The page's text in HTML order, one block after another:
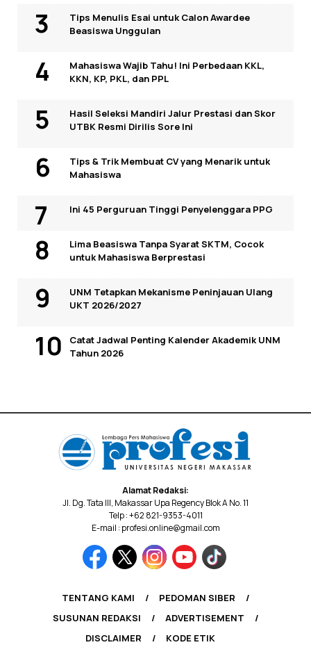
Tips Menulis Esai untuk Calon Awardee
Beasiswa Unggulan
Mahasiswa Wajib Tahu! Ini Perbedaan KKL,
KKN, KP, PKL, dan PPL
Hasil Seleksi Mandiri Jalur Prestasi dan Skor
UTBK Resmi Dirilis Sore Ini
Tips & Trik Membuat CV yang Menarik untuk
Mahasiswa
Ini 45 Perguruan Tinggi Penyelenggara PPG
Lima Beasiswa Tanpa Syarat SKTM, Cocok
untuk Mahasiswa Berprestasi
UNM Tetapkan Mekanisme Peninjauan Ulang
UKT 2026/2027
Catat Jadwal Penting Kalender Akademik UNM
Tahun 2026
Alamat Redaksi:
Jl. Dg. Tata III, Makassar Upa Regency Blok A No. 11
Telp : +62 821-9353-4011
E-mail : profesi.online@gmail.com
TENTANG KAMI
PEDOMAN SIBER
SUSUNAN REDAKSI
ADVERTISEMENT
DISCLAIMER
KODE ETIK